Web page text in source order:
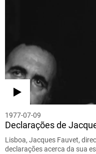
1977-07-09
Declarações de
Lisboa, Jacques Fauvet,
declarações acerca da sua